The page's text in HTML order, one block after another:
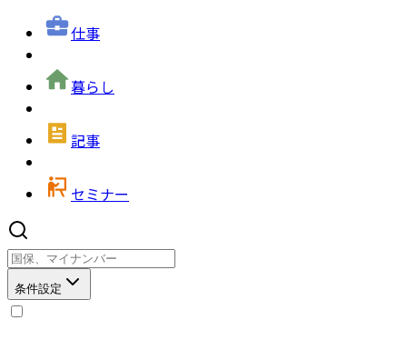
仕事
暮らし
記事
セミナー
条件設定